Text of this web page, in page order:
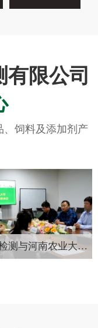
限公司
、饲料及添加剂产
泰庆检测与河南农业大学食品科学技术学院达成“产教融合示范基地合作协议”